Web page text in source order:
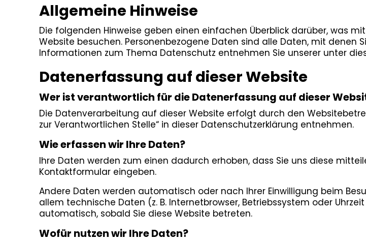
Allgemeine Hinweise
Die folgenden Hinweise geben einen einfachen Überblick darüber, was
Website besuchen. Personenbezogene Daten sind alle Daten, mit denen
Informationen zum Thema Datenschutz entnehmen Sie unserer unter
Datenerfassung auf dieser Website
Wer ist verantwortlich für die Datenerfassung auf dieser
Die Datenverarbeitung auf dieser Website erfolgt durch den
zur Verantwortlichen Stelle“ in dieser Datenschutzerklärung entnehmen.
Wie erfassen wir Ihre Daten?
Ihre Daten werden zum einen dadurch erhoben, dass Sie uns diese
Kontaktformular eingeben.
Andere Daten werden automatisch oder nach Ihrer Einwilligung beim
allem technische Daten (z. B. Internetbrowser, Betriebssystem oder
automatisch, sobald Sie diese Website betreten.
Wofür nutzen wir Ihre Daten?